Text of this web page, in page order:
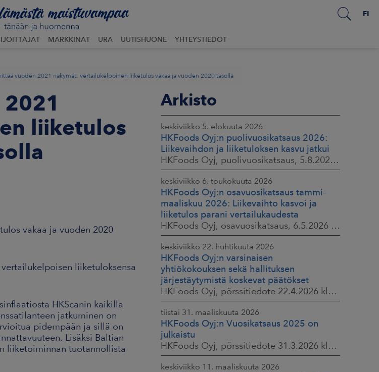
FI
MARKKINAT URA UUTISHUONE YHTEYSTIEDOT
vuoden 2021 näkymät: vertailukelpoinen liiketulos vakaa ja vuoden 2020 tasolla
liiketulos
vakaa ja vuoden 2020
liiketuloksensa
HKScanin kaikilla
jatkuminen on
pidempään ja sillä on
Lisäksi Baltian
liiketoiminnan tuotannollista
Arkisto
keskiviikko 5. elokuuta 2026
HKFoods Oyj:n puolivuosikatsaus 2026:
Liikevaihdon ja liiketuloksen kasvu jatkui
HKFoods Oyj, puolivuosikatsaus, 5.8.2026 klo 8.30
keskiviikko 6. toukokuuta 2026
HKFoods Oyj:n osavuosikatsaus tammi–
maaliskuu 2026: Liikevaihto kasvoi ja
liiketulos parani vertailukaudesta
HKFoods Oyj, osavuosikatsaus, 6.5.2026 klo 8.30
keskiviikko 22. huhtikuuta 2026
HKFoods Oyj:n varsinaisen
yhtiökokouksen sekä hallituksen
järjestäytymistä koskevat päätökset
HKFoods Oyj, pörssitiedote 22.4.2026 klo 14.45
tiistai 31. maaliskuuta 2026
HKFoods Oyj:n Vuosikatsaus 2025 on
julkaistu
HKFoods Oyj, pörssitiedote 31.3.2026 klo 14.00
keskiviikko 11. maaliskuuta 2026